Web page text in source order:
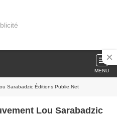
MENU
Sarabadzic Éditions Publie.Net
Lou Sarabadzic